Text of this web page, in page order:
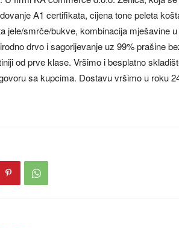
A1 certifikata, cijena tone peleta
jele/smrče/bukve, kombinacija mješavine
drvo i sagorijevanje uz 99% prašine
od prve klase. Vršimo i besplatno
sa kupcima. Dostavu vršimo u roku